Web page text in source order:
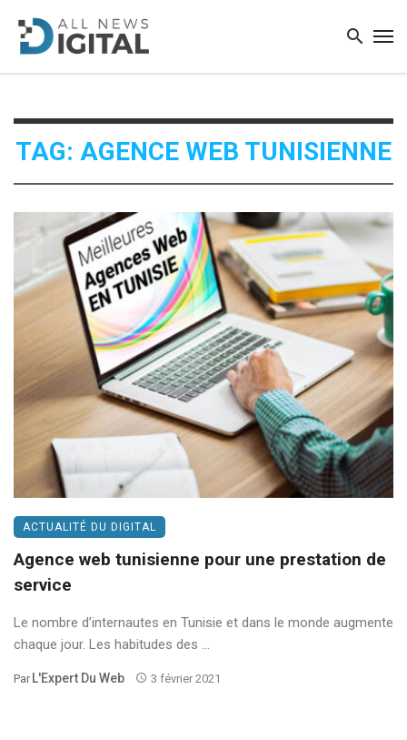
TAG: AGENCE WEB TUNISIENNE
ACTUALITÉ DU DIGITAL
Agence web tunisienne pour une prestation de
service
Le nombre d’internautes en Tunisie et dans le monde augmente
chaque jour. Les habitudes des ...
Par L'Expert Du Web 3 février 2021